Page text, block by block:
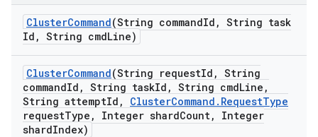
ClusterCommand(String commandId , String task
Id , String cmdLine)
ClusterCommand(String requestId , String
commandId , String taskId , String cmdLine ,
String attemptId , ClusterCommand . RequestType
requestType , Integer shardCount,
Integer
shardIndex)